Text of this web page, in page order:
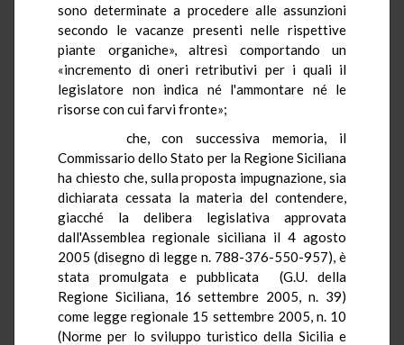
sono determinate a procedere alle assunzioni
secondo le vacanze presenti nelle rispettive
piante organiche», altresì comportando un
«incremento di oneri retributivi per i quali il
legislatore non indica né l'ammontare né le
risorse con cui farvi fronte»;
che, con successiva memoria, il
Commissario dello Stato per la Regione Siciliana
ha chiesto che, sulla proposta impugnazione, sia
dichiarata cessata la materia del contendere,
giacché la delibera legislativa approvata
dall'Assemblea regionale siciliana il 4 agosto
2005 (disegno di legge n. 788-376-550-957), è
stata promulgata e pubblicata (G.U. della
Regione Siciliana, 16 settembre 2005, n. 39)
come legge regionale 15 settembre 2005, n. 10
(Norme per lo sviluppo turistico della Sicilia e